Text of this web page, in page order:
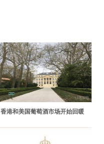
香港和美国葡萄酒市场开始回暖